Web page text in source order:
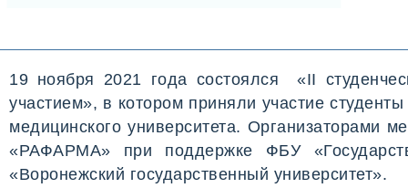
19 ноября 2021 года состоялся «II
участием», в котором приняли участие
медицинского университета.
«РАФАРМА» при поддержке ФБУ
«Воронежский государственный университет».